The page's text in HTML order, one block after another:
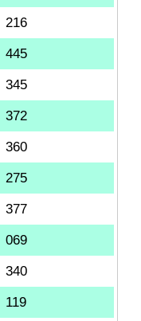
216
445
345
372
360
275
377
069
340
119